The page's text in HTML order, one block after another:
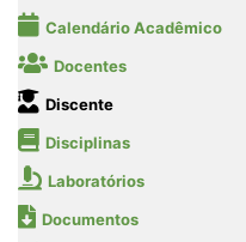
Calendário Acadêmico
Docentes
Discente
Disciplinas
Laboratórios
Documentos